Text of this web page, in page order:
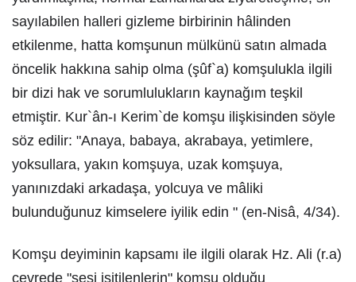
sayılabilen halleri gizleme birbirinin hâlinden
etkilenme, hatta komşunun mülkünü satın almada
öncelik hakkına sahip olma (şûf`a) komşulukla ilgili
bir dizi hak ve sorumlulukların kaynağım teşkil
etmiştir. Kur`ân-ı Kerim`de komşu ilişkisinden söyle
söz edilir: "Anaya, babaya, akrabaya, yetimlere,
yoksullara, yakın komşuya, uzak komşuya,
yanınızdaki arkadaşa, yolcuya ve mâliki
bulunduğunuz kimselere iyilik edin " (en-Nisâ, 4/34).
Komşu deyiminin kapsamı ile ilgili olarak Hz. Ali (r.a)
çevrede "sesi işitilenlerin" komşu olduğu